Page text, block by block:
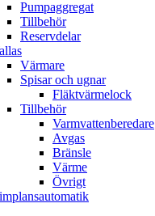
Pumpaggregat
Tillbehör
Reservdelar
Värmare
Spisar och ugnar
Fläktvärmelock
Tillbehör
Varmvattenberedare
Avgas
Bränsle
Värme
Övrigt